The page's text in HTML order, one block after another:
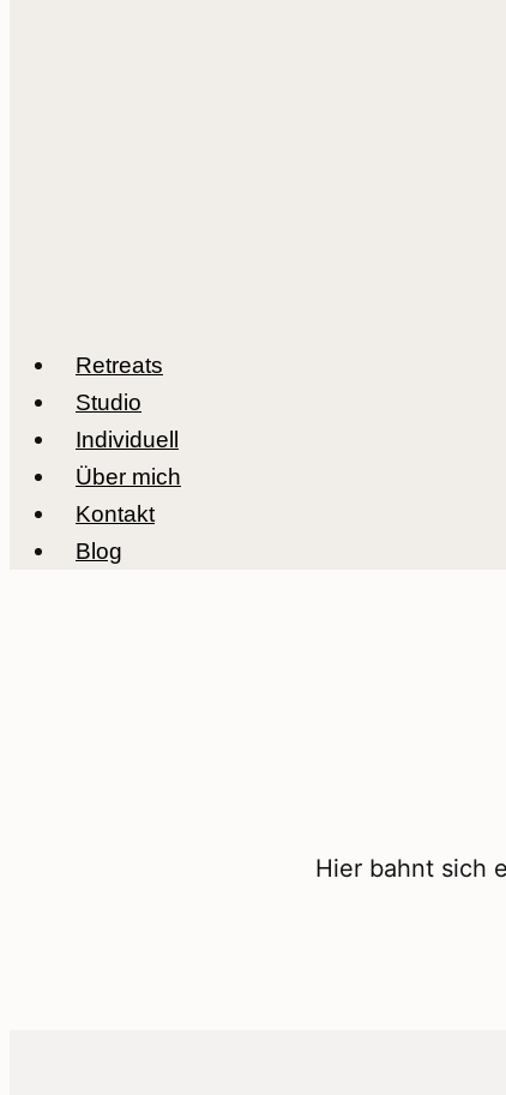
Retreats
Studio
Individuell
Über mich
Kontakt
Blog
Hier bahnt sich